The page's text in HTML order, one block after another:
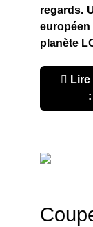
regards.
planète